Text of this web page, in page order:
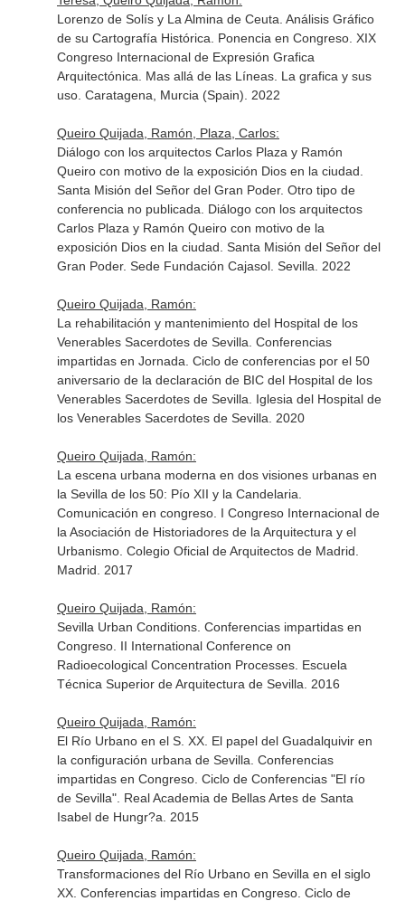
Lorenzo de Solís y La Almina de Ceuta. Análisis Gráfico
de su Cartografía Histórica. Ponencia en Congreso. XIX
Congreso Internacional de Expresión Grafica
Arquitectónica. Mas allá de las Líneas. La grafica y sus
uso. Caratagena, Murcia (Spain). 2022
Queiro Quijada, Ramón, Plaza, Carlos:
Diálogo con los arquitectos Carlos Plaza y Ramón
Queiro con motivo de la exposición Dios en la ciudad.
Santa Misión del Señor del Gran Poder. Otro tipo de
conferencia no publicada. Diálogo con los arquitectos
Carlos Plaza y Ramón Queiro con motivo de la
exposición Dios en la ciudad. Santa Misión del Señor del
Gran Poder. Sede Fundación Cajasol. Sevilla. 2022
Queiro Quijada, Ramón:
La rehabilitación y mantenimiento del Hospital de los
Venerables Sacerdotes de Sevilla. Conferencias
impartidas en Jornada. Ciclo de conferencias por el 50
aniversario de la declaración de BIC del Hospital de los
Venerables Sacerdotes de Sevilla. Iglesia del Hospital de
los Venerables Sacerdotes de Sevilla. 2020
Queiro Quijada, Ramón:
La escena urbana moderna en dos visiones urbanas en
la Sevilla de los 50: Pío XII y la Candelaria.
Comunicación en congreso. I Congreso Internacional de
la Asociación de Historiadores de la Arquitectura y el
Urbanismo. Colegio Oficial de Arquitectos de Madrid.
Madrid. 2017
Queiro Quijada, Ramón:
Sevilla Urban Conditions. Conferencias impartidas en
Congreso. II International Conference on
Radioecological Concentration Processes. Escuela
Técnica Superior de Arquitectura de Sevilla. 2016
Queiro Quijada, Ramón:
El Río Urbano en el S. XX. El papel del Guadalquivir en
la configuración urbana de Sevilla. Conferencias
impartidas en Congreso. Ciclo de Conferencias "El río
de Sevilla". Real Academia de Bellas Artes de Santa
Isabel de Hungr?a. 2015
Queiro Quijada, Ramón:
Transformaciones del Río Urbano en Sevilla en el siglo
XX. Conferencias impartidas en Congreso. Ciclo de